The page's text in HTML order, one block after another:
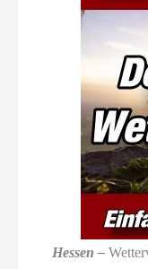
Hessen –